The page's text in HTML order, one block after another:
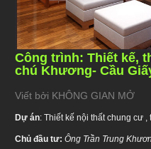
Công trình: Thiết kế,
chú Khương- Cầu
Viết bởi KHÔNG GIAN MỞ
Dự án: Thiết kế nội thất chung cư
Chủ đầu tư: Ông Trần Trung